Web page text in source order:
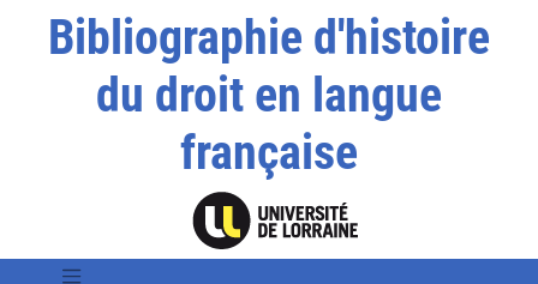
Bibliographie d'histoire
du droit en langue
française